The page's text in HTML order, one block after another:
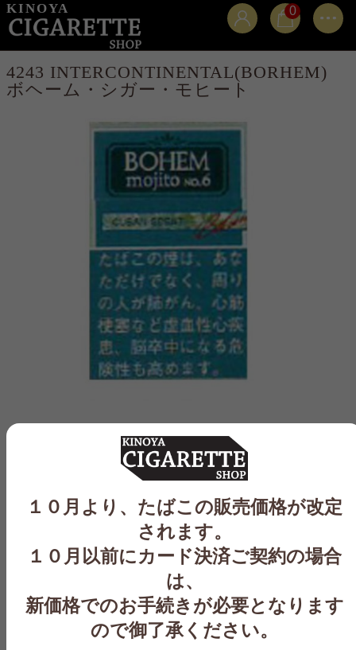
KINOYA 0
4243 INTERCONTINENTAL(BORHEM)
ボヘーム・シガー・モヒート
ボヘーム・シガー・モヒート
JT日本たばこ
産地 日本
入り数 10
１０月より、たばこの販売価格が改定
されます。
１０月以前にカード決済ご契約の場合
は、
新価格でのお手続きが必要となります
ので御了承ください。